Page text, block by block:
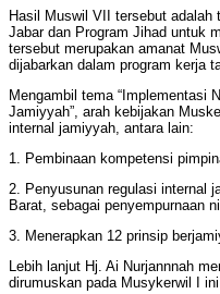
Hasil Muswil VII tersebut
Jabar dan Program Jihad untuk
tersebut merupakan amanat
dijabarkan dalam program kerja
Mengambil tema “Implementasi
Jamiyyah”, arah kebijakan
internal jamiyyah, antara lain:
1. Pembinaan kompetensi
2. Penyusunan regulasi internal
Barat, sebagai penyempurnaan
3. Menerapkan 12 prinsip
Lebih lanjut Hj. Ai Nurjannnah
dirumuskan pada Musykerwil I